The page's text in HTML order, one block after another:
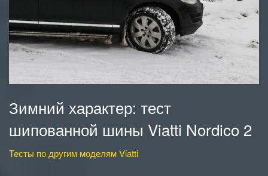
Зимний характер: тест
шипованной шины Viatti Nordico 2
Тесты по другим моделям Viatti